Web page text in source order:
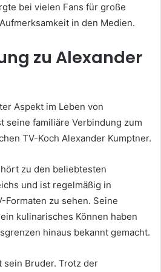
bei vielen Fans für große
in den Medien.
zu Alexander
Aspekt im Leben von
seine familiäre Verbindung zum
TV-Koch Alexander Kumptner.
zu den beliebtesten
und ist regelmäßig in
Formaten zu sehen. Seine
kulinarisches Können haben
hinaus bekannt gemacht.
sein Bruder. Trotz der